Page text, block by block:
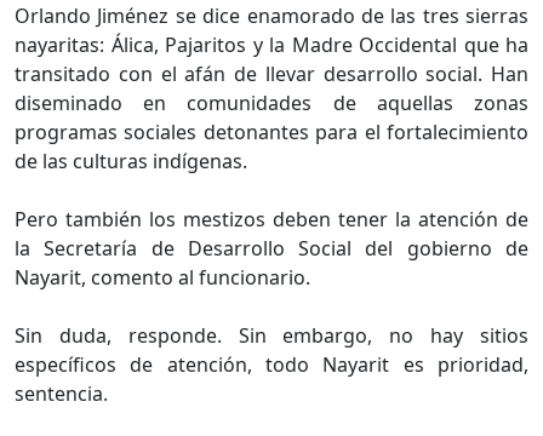
Orlando Jiménez se dice enamorado de las tres sierras
nayaritas: Álica, Pajaritos y la Madre Occidental que ha
transitado con el afán de llevar desarrollo social. Han
diseminado en comunidades de aquellas zonas
programas sociales detonantes para el fortalecimiento
de las culturas indígenas.
Pero también los mestizos deben tener la atención de
la Secretaría de Desarrollo Social del gobierno de
Nayarit, comento al funcionario.
Sin duda, responde. Sin embargo, no hay sitios
específicos de atención, todo Nayarit es prioridad,
sentencia.